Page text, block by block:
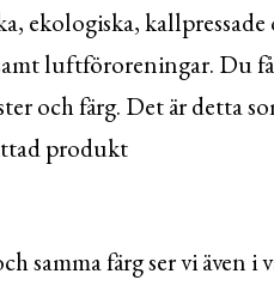
ekologiska, kallpressade
luftföroreningar. Du
och färg. Det är detta
produkt
samma färg ser vi även i